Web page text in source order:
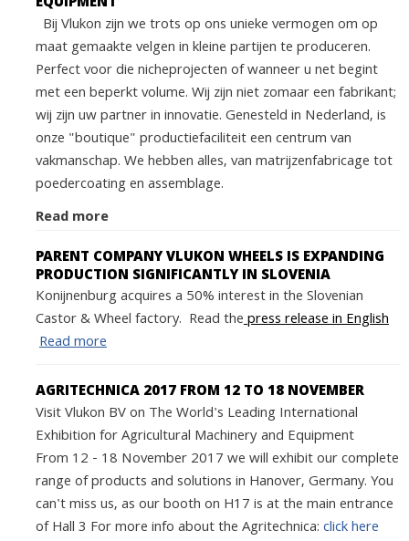
Bij Vlukon zijn we trots op ons unieke vermogen om op
maat gemaakte velgen in kleine partijen te produceren.
Perfect voor die nicheprojecten of wanneer u net begint
met een beperkt volume. Wij zijn niet zomaar een fabrikant;
wij zijn uw partner in innovatie. Genesteld in Nederland, is
onze "boutique" productiefaciliteit een centrum van
vakmanschap. We hebben alles, van matrijzenfabricage tot
poedercoating en assemblage.
Read more
PARENT COMPANY VLUKON WHEELS IS EXPANDING
PRODUCTION SIGNIFICANTLY IN SLOVENIA
Konijnenburg acquires a 50% interest in the Slovenian
Castor & Wheel factory. Read thepress release in English
Read more
AGRITECHNICA 2017 FROM 12 TO 18 NOVEMBER
Visit Vlukon BV on The World's Leading International
Exhibition for Agricultural Machinery and Equipment
From 12 - 18 November 2017 we will exhibit our complete
range of products and solutions in Hanover, Germany. You
can't miss us, as our booth on H17 is at the main entrance
of Hall 3 For more info about the Agritechnica:click here